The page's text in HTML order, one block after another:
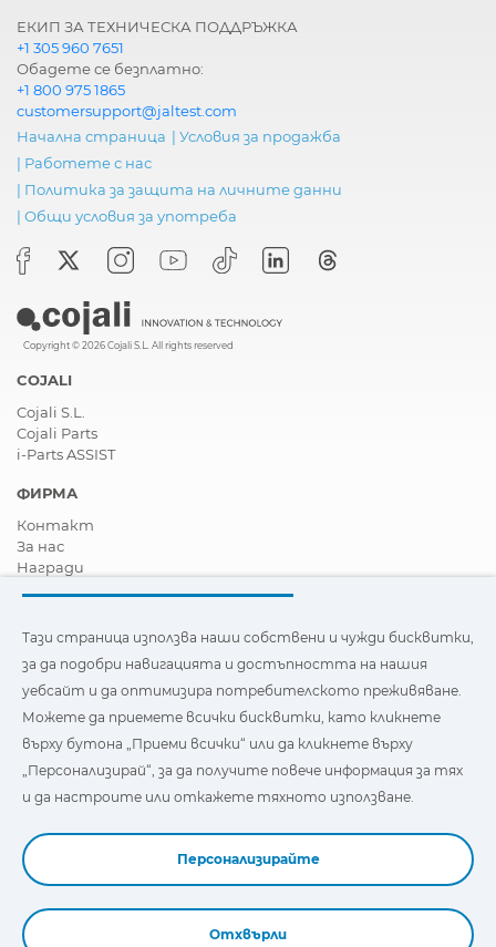
ЕКИП ЗА ТЕХНИЧЕСКА ПОДДРЪЖКА
+1 305 960 7651
Обадете се безплатно:
+1 800 975 1865
customersupport@jaltest.com
Начална страница | Условия за продажба
| Работете с нас
| Политика за защита на личните данни
| Общи условия за употреба
Copyright © 2026 Cojali S.L. All rights reserved
COJALI
Cojali S.L.
Cojali Parts
i-Parts ASSIST
ФИРМА
Контакт
За нас
Награди
Станете дистрибутор
Новини
Видеа
FAQ - Често задавани въпроси
Тази страница използва наши собствени и бисквитки на
трети страни, за да подобри навигацията и
достъпността на нашия уебсайт и да оптимизира
потребителското изживяване. Можете да кликнете
тях и да зададете или откажете използването им.
Тази страница използва наши собствени и чужди бисквитки,
за да подобри навигацията и достъпността на нашия
уебсайт и да оптимизира потребителското преживяване.
Можете да приемете всички бисквитки, като кликнете
върху бутона „Приеми всички“ или да кликнете върху
„Персонализирай“, за да получите повече информация за тях
и да настроите или откажете тяхното използване.
Персонализирайте
Отхвърли